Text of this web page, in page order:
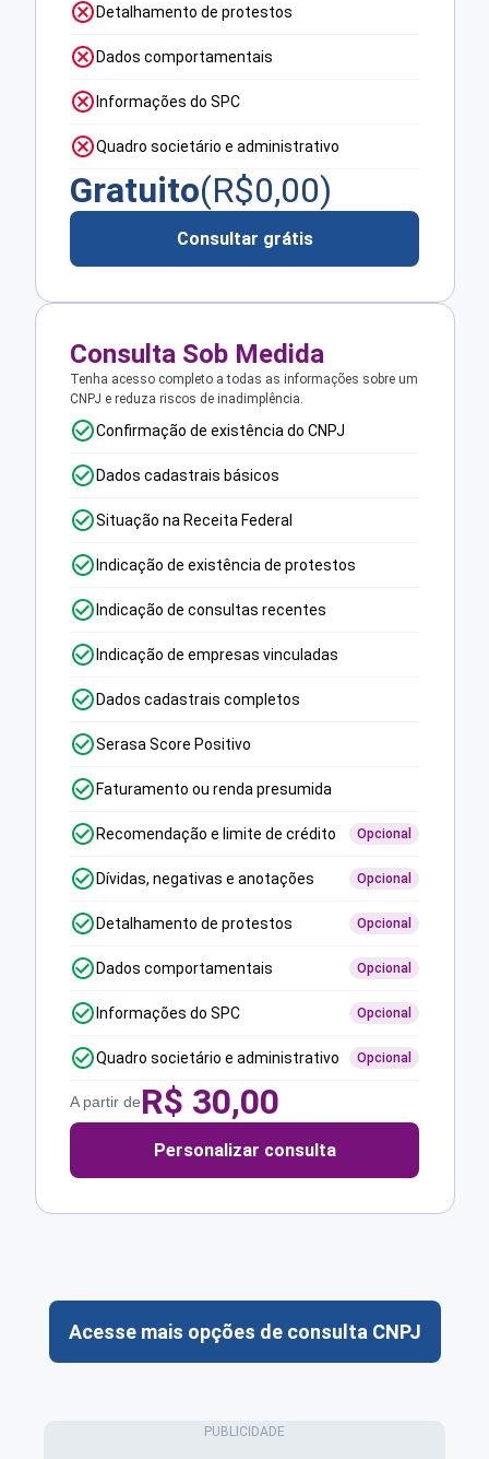
Detalhamento de protestos
Dados comportamentais
Informações do SPC
Quadro societário e administrativo
Gratuito(R$0,00)
Consultar grátis
Consulta Sob Medida
Tenha acesso completo a todas as informações sobre um
CNPJ e reduza riscos de inadimplência.
Confirmação de existência do CNPJ
Dados cadastrais básicos
Situação na Receita Federal
Indicação de existência de protestos
Indicação de consultas recentes
Indicação de empresas vinculadas
Dados cadastrais completos
Serasa Score Positivo
Faturamento ou renda presumida
Recomendação e limite de crédito Opcional
Dívidas, negativas e anotações Opcional
Detalhamento de protestos Opcional
Dados comportamentais Opcional
Informações do SPC Opcional
Quadro societário e administrativo Opcional
A partir deR$ 30,00
Personalizar consulta
Acesse mais opções de consulta CNPJ